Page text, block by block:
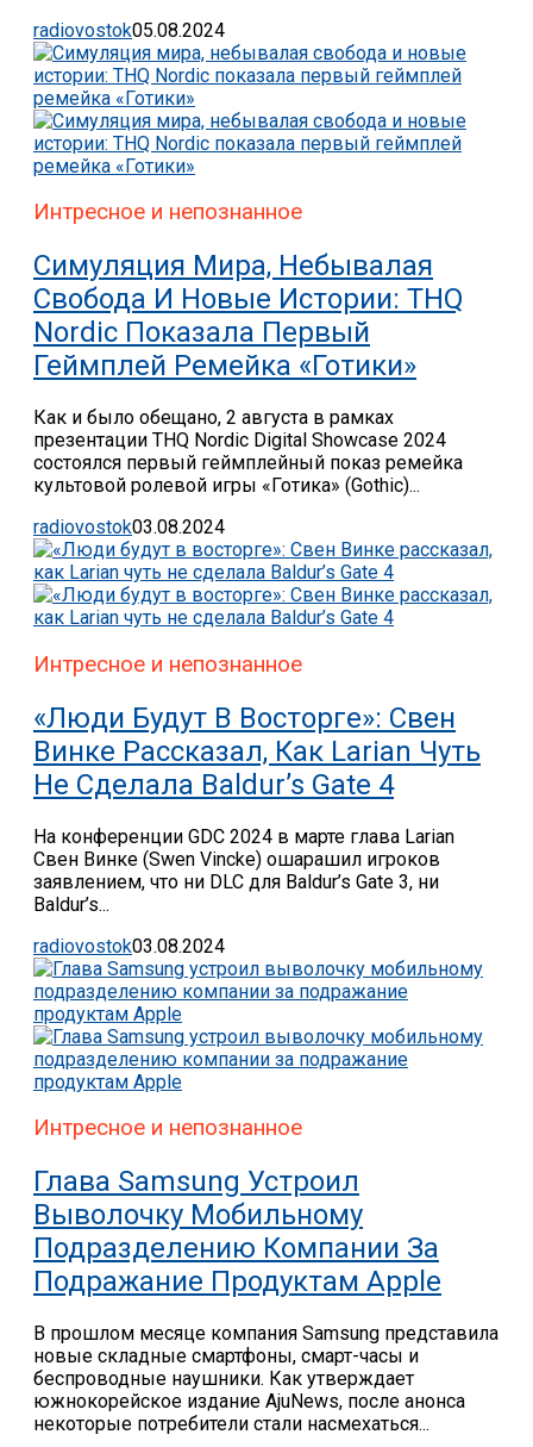
radiovostok05.08.2024
Интресное и непознанное
Симуляция Мира, Небывалая
Свобода И Новые Истории: THQ
Nordic Показала Первый
Геймплей Ремейка «Готики»
Как и было обещано, 2 августа в рамках
презентации THQ Nordic Digital Showcase 2024
состоялся первый геймплейный показ ремейка
культовой ролевой игры «Готика» (Gothic)...
radiovostok03.08.2024
Интресное и непознанное
«Люди Будут В Восторге»: Свен
Винке Рассказал, Как Larian Чуть
Не Сделала Baldur’s Gate 4
На конференции GDC 2024 в марте глава Larian
Свен Винке (Swen Vincke) ошарашил игроков
заявлением, что ни DLC для Baldur’s Gate 3, ни
Baldur’s...
radiovostok03.08.2024
Интресное и непознанное
Глава Samsung Устроил
Выволочку Мобильному
Подразделению Компании За
Подражание Продуктам Apple
В прошлом месяце компания Samsung представила
новые складные смартфоны, смарт-часы и
беспроводные наушники. Как утверждает
южнокорейское издание AjuNews, после анонса
некоторые потребители стали насмехаться...